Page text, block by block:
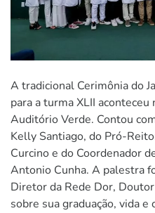
A tradicional Cerimônia do
para a turma XLII
Auditório Verde. Contou
Kelly Santiago, do Pró-
Curcino e do Coordenador
Antonio Cunha. A palestra
Diretor da Rede Dor,
sobre sua graduação, vida e